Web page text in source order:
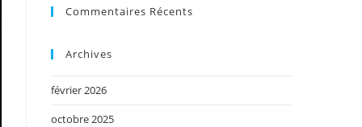
Commentaires Récents
Archives
février 2026
octobre 2025